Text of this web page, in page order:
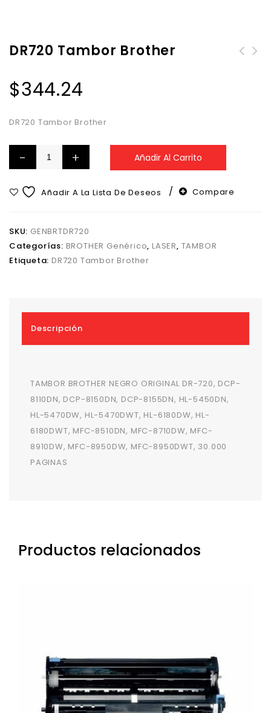
DR720 Tambor Brother
$344.24
DR720 Tambor Brother
Añadir Al Carrito
Añadir A La Lista De Deseos Compare
SKU: GENBRTDR720
Categorías: BROTHER Genérico,LASER, TAMBOR
Etiqueta: DR720 Tambor Brother
Descripción
TAMBOR BROTHER NEGRO ORIGINAL DR-720, DCP-
8110DN, DCP-8150DN, DCP-8155DN, HL-5450DN,
HL-5470DW, HL-5470DWT, HL-6180DW, HL-
6180DWT, MFC-8510DN, MFC-8710DW, MFC-
8910DW, MFC-8950DW, MFC-8950DWT, 30.000
PAGINAS
Productos relacionados